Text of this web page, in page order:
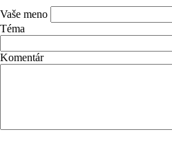
Vaše meno
Téma
Komentár